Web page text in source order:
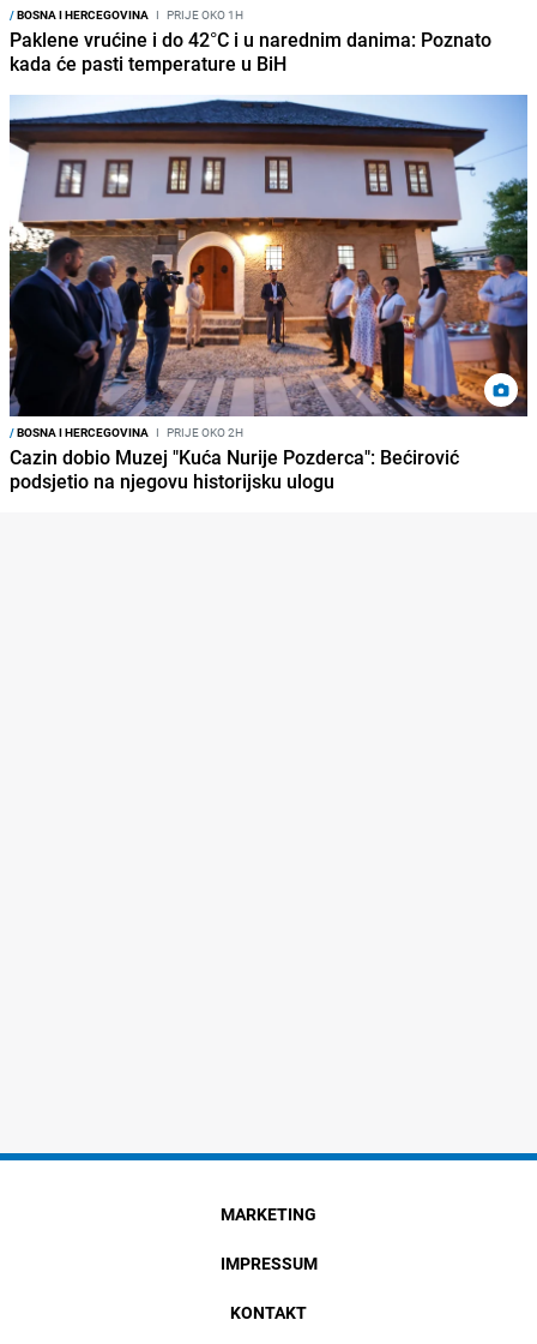
/BOSNA I HERCEGOVINA I PRIJE OKO 1H
Paklene vrućine i do 42°C i u narednim danima: Poznato
kada će pasti temperature u BiH
/BOSNA I HERCEGOVINA I PRIJE OKO 2H
Cazin dobio Muzej "Kuća Nurije Pozderca": Bećirović
podsjetio na njegovu historijsku ulogu
MARKETING
IMPRESSUM
KONTAKT